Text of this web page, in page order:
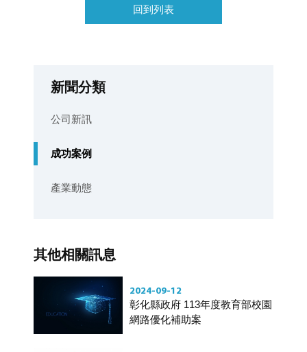
回到列表
新聞分類
公司新訊
成功案例
產業動態
其他相關訊息
2024-09-12
彰化縣政府 113年度教育部校園
網路優化補助案